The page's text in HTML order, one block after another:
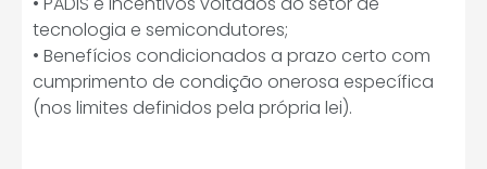
tecnologia e semicondutores;
• Benefícios condicionados a prazo certo com
cumprimento de condição onerosa específica
(nos limites definidos pela própria lei).